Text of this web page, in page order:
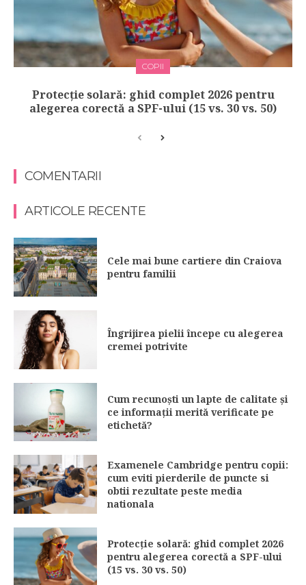
COPII
Protecție solară: ghid complet 2026 pentru
alegerea corectă a SPF-ului (15 vs. 30 vs. 50)
COMENTARII
ARTICOLE RECENTE
Cele mai bune cartiere din Craiova
pentru familii
Îngrijirea pielii începe cu alegerea
cremei potrivite
Cum recunoști un lapte de calitate și
ce informații merită verificate pe
etichetă?
Examenele Cambridge pentru copii:
cum eviti pierderile de puncte si
obtii rezultate peste media
nationala
Protecție solară: ghid complet 2026
pentru alegerea corectă a SPF-ului
(15 vs. 30 vs. 50)